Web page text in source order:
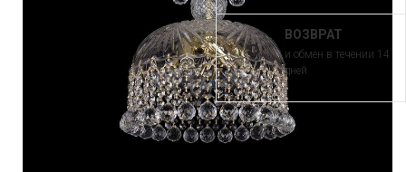
ВОЗВРАТ
и обмен в течении 14
дней